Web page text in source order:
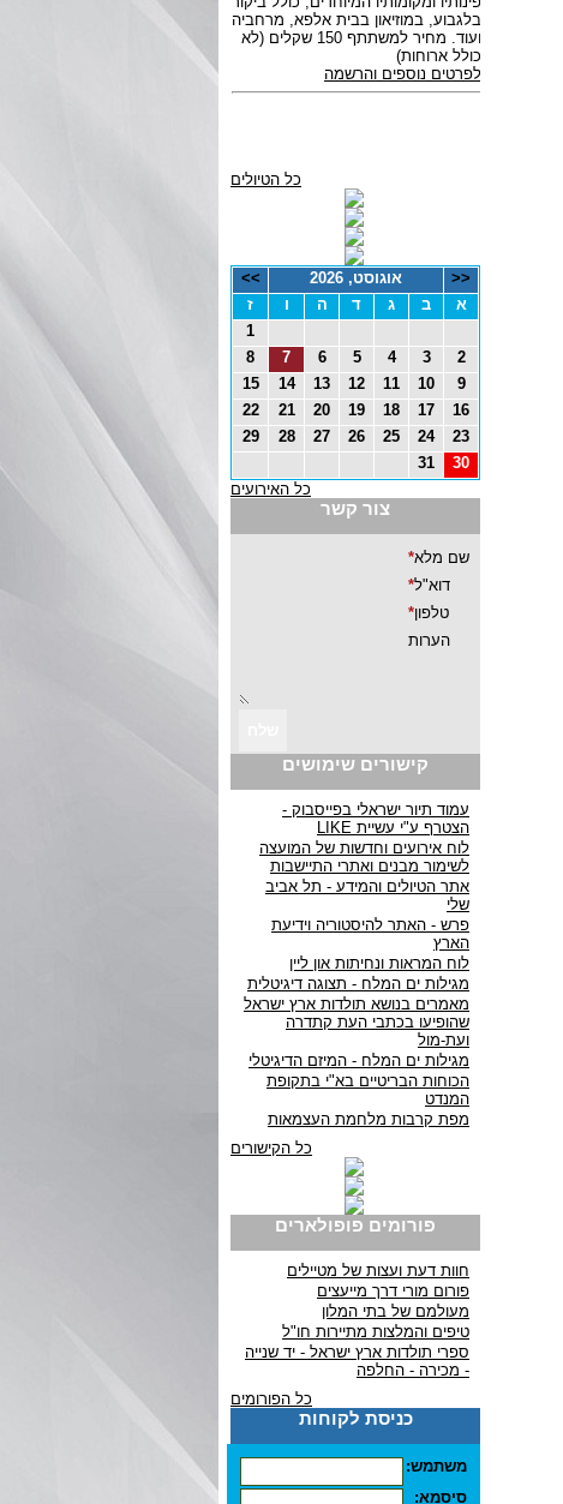
כל הטיולים
<< אוגוסט, 2026
>>
א
ב ג ד ה ו
ז
1
2
3
4
5
6
7
8
9
10
11
12
13
14
15
16
17
18
19
20
21
22
23
24
25
26
27
28
29
30
31
כל האירועים
צור קשר
קישורים שימושים
עמוד תיור ישראלי בפייסבוק -
הצטרף ע"י עשיית LIKE
לוח אירועים וחדשות של המועצה
לשימור מבנים ואתרי התיישבות
אתר הטיולים והמידע - תל אביב
שלי
פרש - האתר להיסטוריה וידיעת
הארץ
לוח המראות ונחיתות און ליין
מגילות ים המלח - תצוגה דיגיטלית
מאמרים בנושא תולדות ארץ ישראל
שהופיעו בכתבי העת קתדרה
ועת-מול
מגילות ים המלח - המיזם הדיגיטלי
הכוחות הבריטיים בא"י בתקופת
המנדט
מפת קרבות מלחמת העצמאות
כל הקישורים
פורומים פופולארים
חוות דעת ועצות של מטיילים
פורום מורי דרך מייעצים
מעולמם של בתי המלון
טיפים והמלצות מתיירות חו"ל
ספרי תולדות ארץ ישראל - יד שנייה
- מכירה - החלפה
כל הפורומים
כניסת לקוחות
משתמש:
סיסמא: